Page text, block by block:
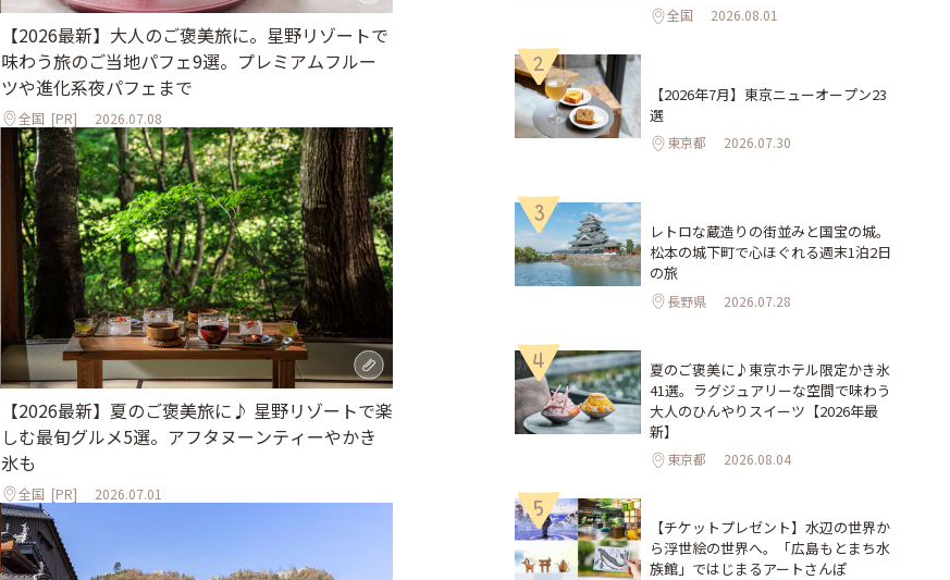
【2026最新】大人のご褒美旅に。星野リゾートで
味わう旅のご当地パフェ9選。プレミアムフルー
ツや進化系夜パフェまで
全国 [PR] 2026.07.08
【2026最新】夏のご褒美旅に♪ 星野リゾートで楽
しむ最旬グルメ5選。アフタヌーンティーやかき
氷も
全国 [PR] 2026.07.01
全国 2026.08.01
2
【2026年7月】東京ニューオープン23
選
東京都 2026.07.30
3
レトロな蔵造りの街並みと国宝の城。
松本の城下町で心ほぐれる週末1泊2日
の旅
長野県 2026.07.28
4
夏のご褒美に♪東京ホテル限定かき氷
41選。ラグジュアリーな空間で味わう
大人のひんやりスイーツ【2026年最
新】
東京都 2026.08.04
5
【チケットプレゼント】水辺の世界か
ら浮世絵の世界へ。「広島もとまち水
族館」ではじまるアートさんぽ